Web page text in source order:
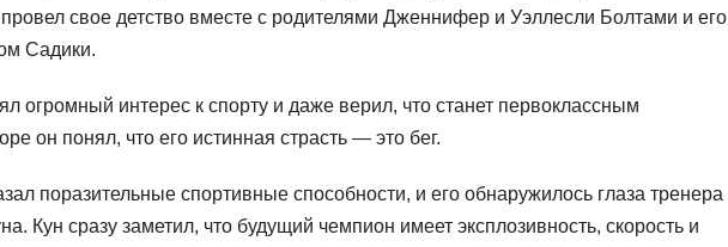
свое детство вместе с родителями Дженнифер и Уэллесли Болтами и его
Садики.
огромный интерес к спорту и даже верил, что станет первоклассным
он понял, что его истинная страсть — это бег.
поразительные спортивные способности, и его обнаружилось глаза тренера
Кун сразу заметил, что будущий чемпион имеет эксплозивность, скорость и